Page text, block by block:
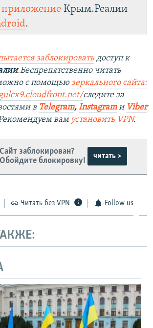
приложение Крым.Реалии
.
заблокировать доступ к
.Беспрепятственно читать
с помощью зеркального сайта:
следите за
в Telegram, Instagramи Viber
вам установить VPN.
Сайт заблокирован?
Обойдите блокировку!
читать >
Читать без VPN Follow us